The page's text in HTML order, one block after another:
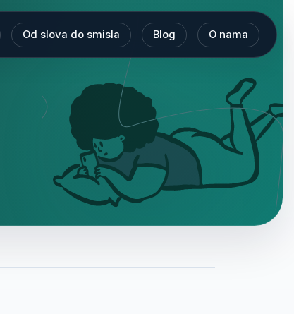
Od slova do smisla Blog O nama